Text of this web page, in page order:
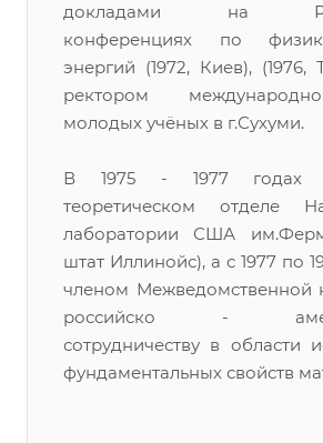
докладами на
конференциях по
энергий (1972, Киев), (1976,
ректором
молодых учёных в г.Сухуми.
В 1975 - 1977 годах
теоретическом отделе
лаборатории США
штат Иллинойс), а с 1977 по
членом Межведомственной
российско -
сотрудничеству в области
фундаментальных свойств